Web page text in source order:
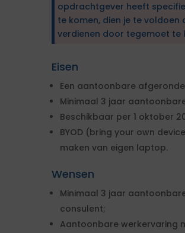
opdrachtgever heeft
te komen, dien je te voldoen
verdienen door tegemoet te
Eisen
Een aantoonbare
Minimaal 3 jaar
Beschikbaar per 1 oktober
BYOD (bring your own
maken van eigen laptop.
Wensen
Minimaal 3 jaar
consulent;
Aantoonbare werkervaring